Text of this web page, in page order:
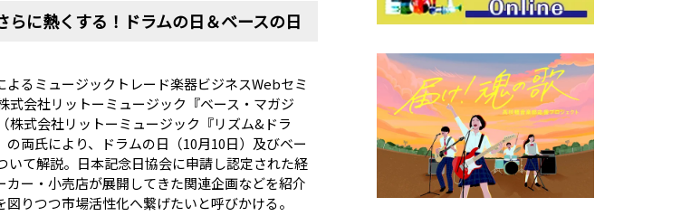
らに熱くする！ドラムの日＆ベースの日
よるミュージックトレード楽器ビジネスWebセミ
式会社リットーミュージック『ベース・マガジ
株式会社リットーミュージック『リズム&ドラ
両氏により、ドラムの日（10月10日）及びベー
いて解説。日本記念日協会に申請し認定された経
カー・小売店が展開してきた関連企画などを紹介
りつつ市場活性化へ繋げたいと呼びかける。